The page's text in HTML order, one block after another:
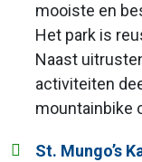
mooiste en
Het park is
Naast
activiteiten
mountainbike
St. Mungo’s